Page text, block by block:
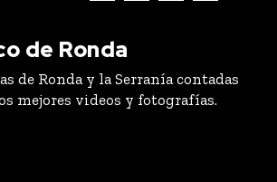
de Ronda
de Ronda y la Serranía contadas
mejores videos y fotografías.